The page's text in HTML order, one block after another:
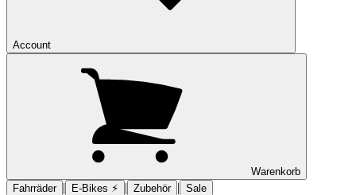
Account
Warenkorb
Fahrräder | E-Bikes ⚡︎ | Zubehör | Sale